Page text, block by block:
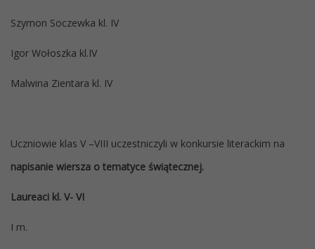
Szymon Soczewka kl. IV
Igor Wołoszka kl.IV
Malwina Zientara kl. IV
Uczniowie klas V –VIII uczestniczyli w konkursie literackim na
napisanie wiersza o tematyce świątecznej.
Laureaci kl. V- VI
I m.